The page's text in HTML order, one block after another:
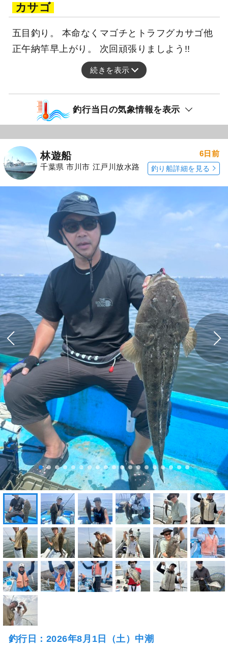
カサゴ
五目釣り。 本命なくマゴチとトラフグカサゴ他
正午納竿早上がり。 次回頑張りましよう!!
続きを表示
釣行当日の気象情報を表示
林遊船
千葉県 市川市 江戸川放水路
6日前
釣り船詳細を見る
釣行日：2026年8月1日（土）中潮